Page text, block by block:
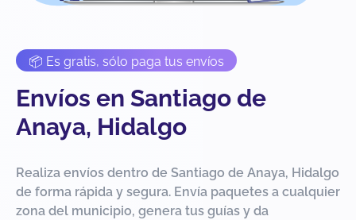
📦 Es gratis, sólo paga tus envíos
Envíos en Santiago de
Anaya, Hidalgo
Realiza envíos dentro de Santiago de Anaya, Hidalgo
de forma rápida y segura. Envía paquetes a cualquier
zona del municipio, genera tus guías y da